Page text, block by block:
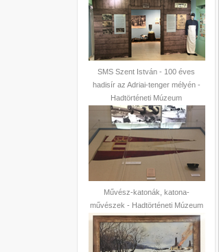
SMS Szent István - 100 éves
hadisír az Adriai-tenger mélyén -
Hadtörténeti Múzeum
Művész-katonák, katona-
művészek - Hadtörténeti Múzeum